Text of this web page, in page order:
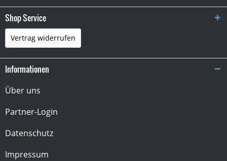
Shop Service
Vertrag widerrufen
Informationen
Über uns
Partner-Login
Datenschutz
Impressum